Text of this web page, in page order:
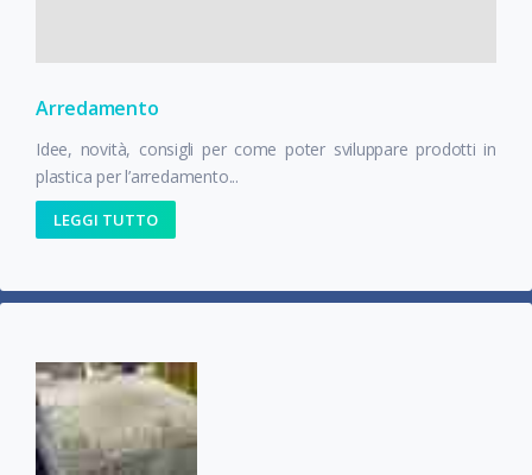
Arredamento
Idee, novità, consigli per come poter sviluppare prodotti in
plastica per l’arredamento...
LEGGI TUTTO